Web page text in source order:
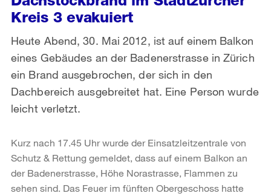
Kreis 3 evakuiert
Heute Abend, 30. Mai 2012, ist auf einem Balkon
eines Gebäudes an der Badenerstrasse in Zürich
ein Brand ausgebrochen, der sich in den
Dachbereich ausgebreitet hat. Eine Person wurde
leicht verletzt.
Kurz nach 17.45 Uhr wurde der Einsatzleitzentrale von
Schutz & Rettung gemeldet, dass auf einem Balkon an
der Badenerstrasse, Höhe Norastrasse, Flammen zu
sehen sind. Das Feuer im fünften Obergeschoss hatte